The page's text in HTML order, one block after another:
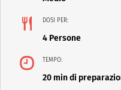
DOSI PER:
4 Persone
TEMPO:
20 min di